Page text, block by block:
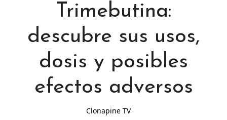
Trimebutina:
descubre sus usos,
dosis y posibles
efectos adversos
Clonapine TV